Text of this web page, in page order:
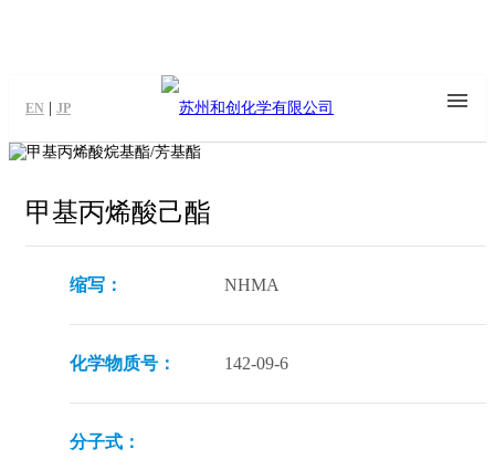
EN JP
甲基丙烯酸己酯
缩写： NHMA
化学物质号： 142-09-6
分子式：